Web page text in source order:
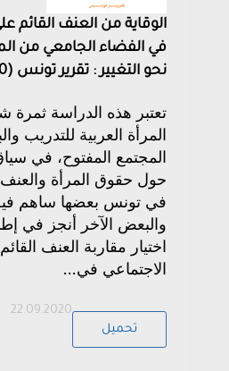
الوقاية من العنف القائم
في الفضاء الجامعي من
نحو التغيير : تقرير تونس (2020)
تعتبر هذه الدراسة ثمرة
المرأة العربية للتدريب
المجتمع المفتوح، في
حول حقوق المرأة
في تونس بعضها ساهم
والبعض الآخر أنجز في
اختيار مقاربة العنف
الاجتماعي في...
22.09.2020
تحميل